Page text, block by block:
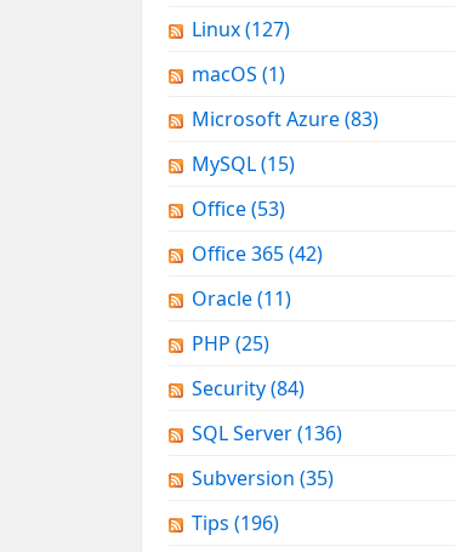
Linux(127)
macOS (1)
Microsoft Azure(83)
MySQL(15)
Office(53)
Office 365(42)
Oracle(11)
PHP (25)
Security(84)
SQL Server(136)
Subversion (35)
Tips (196)